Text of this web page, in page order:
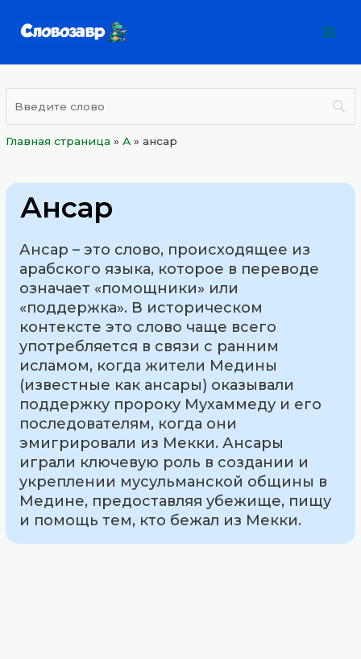
Главная страница »А »ансар
Ансар
Ансар – это слово, происходящее из
арабского языка, которое в переводе
означает «помощники» или
«поддержка». В историческом
контексте это слово чаще всего
употребляется в связи с ранним
исламом, когда жители Медины
(известные как ансары) оказывали
поддержку пророку Мухаммеду и его
последователям, когда они
эмигрировали из Мекки. Ансары
играли ключевую роль в создании и
укреплении мусульманской общины в
Медине, предоставляя убежище, пищу
и помощь тем, кто бежал из Мекки.